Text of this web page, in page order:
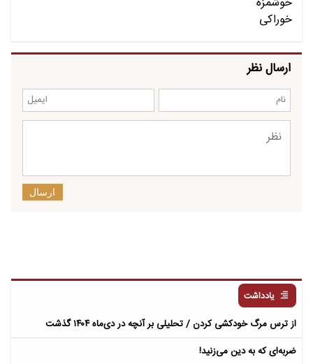
ارسال نظر
ارسال
یادداشت
از ترس مرگ خودکشی کردن / تحلیلی بر آنچه در دی‌ماه ۱۴۰۴ گذشت
ضربه‌ای که به دین می‌زنید!